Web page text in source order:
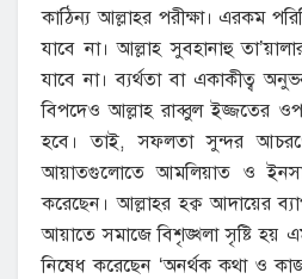
কাঠিন্য আল্লাহর পরীক্ষা। এরকম
যাবে না। আল্লাহ সুবহানাহু
যাবে না। ব্যর্থতা বা একাকীত্ব
বিপদেও আল্লাহ রাব্বুল ইজ্জতের
হবে। তাই, সফলতা সুন্দর
আয়াতগুলোতে আমলিয়াত ও
করেছেন। আল্লাহর হক্ব আদায়ের
আয়াতে সমাজে বিশৃঙ্খলা সৃষ্টি হয়
নিষেধ করেছেন ‘অনর্থক কথা ও